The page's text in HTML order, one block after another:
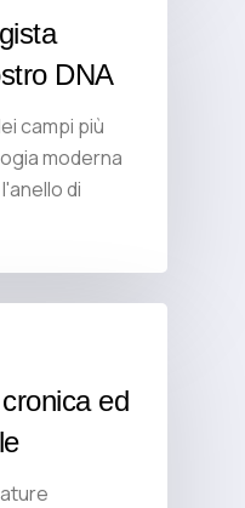
DNA
campi più
moderna
di
ed